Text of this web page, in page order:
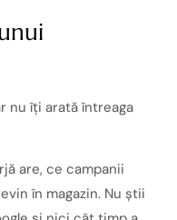
nu îți arată întreaga
are, ce campanii
în magazin. Nu știi